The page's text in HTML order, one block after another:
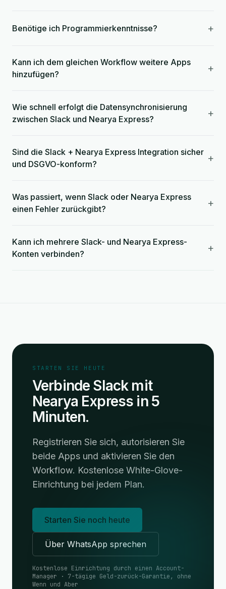
Benötige ich Programmierkenntnisse? +
Kann ich dem gleichen Workflow weitere Apps
hinzufügen?
+
Wie schnell erfolgt die Datensynchronisierung
zwischen Slack und Nearya Express?
+
Sind die Slack + Nearya Express Integration sicher
und DSGVO-konform?
+
Was passiert, wenn Slack oder Nearya Express
einen Fehler zurückgibt?
+
Kann ich mehrere Slack- und Nearya Express-
Konten verbinden?
+
STARTEN SIE HEUTE
Verbinde Slack mit
Nearya Express in 5
Minuten.
Registrieren Sie sich, autorisieren Sie
beide Apps und aktivieren Sie den
Workflow. Kostenlose White-Glove-
Einrichtung bei jedem Plan.
Starten Sie noch heute
Über WhatsApp sprechen
Kostenlose Einrichtung durch einen Account-
Manager · 7-tägige Geld-zurück-Garantie, ohne
Wenn und Aber